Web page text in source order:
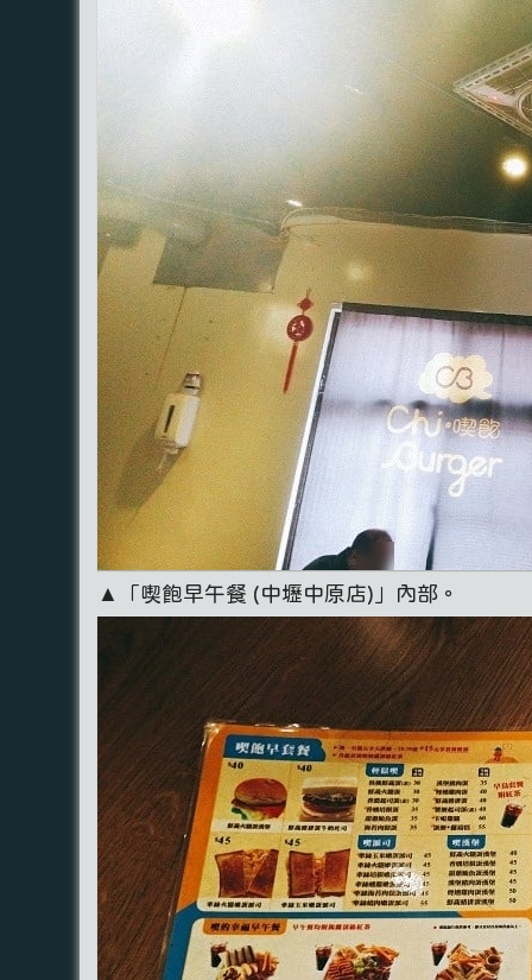
▲「喫飽早午餐 (中壢中原店)」內部。